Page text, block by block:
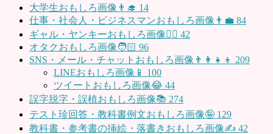
大学生おもしろ画像👨‍🎓 14
仕事・社会人・ビジネスマンおもしろ画像👨‍💼 84
ギャル・ヤンキーおもしろ画像👱‍♀️ 42
オタクおもしろ画像🧑🏻 96
SNS・メール・チャットおもしろ画像👨‍👩‍👧‍👦 209
LINEおもしろ画像📱 100
ツイートおもしろ画像😂 44
誤字脱字・誤植おもしろ画像📚 274
テスト珍回答・教科書例文おもしろ画像🤪 129
教科書・参考書の挿絵・落書きおもしろ画像✍️ 42